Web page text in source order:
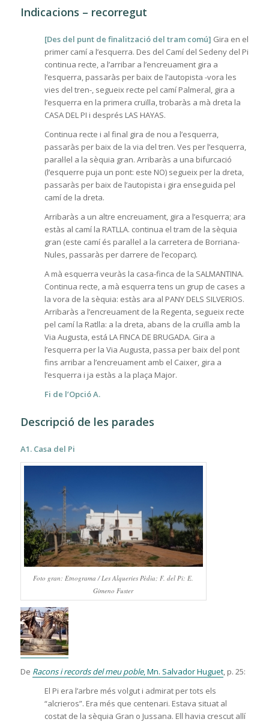
Indicacions – recorregut
[Des del punt de finalització del tram comú] Gira en el
primer camí a l’esquerra. Des del Camí del Sedeny del Pi
continua recte, a l’arribar a l’encreuament gira a
l’esquerra, passaràs per baix de l’autopista -vora les
vies del tren-, segueix recte pel camí Palmeral, gira a
l’esquerra en la primera cruïlla, trobaràs a mà dreta la
CASA DEL PI i després LAS HAYAS.
Continua recte i al final gira de nou a l’esquerra,
passaràs per baix de la via del tren. Ves per l’esquerra,
paral·lel a la sèquia gran. Arribaràs a una bifurcació
(l’esquerre puja un pont: este NO) segueix per la dreta,
passaràs per baix de l’autopista i gira enseguida pel
camí de la dreta.
Arribaràs a un altre encreuament, gira a l’esquerra; ara
estàs al camí la RATLLA. continua el tram de la sèquia
gran (este camí és paral·lel a la carretera de Borriana-
Nules, passaràs per darrere de l’ecoparc).
A mà esquerra veuràs la casa-finca de la SALMANTINA.
Continua recte, a mà esquerra tens un grup de cases a
la vora de la sèquia: estàs ara al PANY DELS SILVERIOS.
Arribaràs a l’encreuament de la Regenta, segueix recte
pel camí la Ratlla: a la dreta, abans de la cruïlla amb la
Via Augusta, está LA FINCA DE BRUGADA. Gira a
l’esquerra per la Via Augusta, passa per baix del pont
fins arribar a l’encreuament amb el Caixer, gira a
l’esquerra i ja estàs a la plaça Major.
Fi de l’Opció A.
Descripció de les parades
A1. Casa del Pi
Foto gran: Etnograma / Les Alqueries Pèdia; F. del Pi: E.
Gimeno Fuster
De Racons i records del meu poble, Mn. Salvador Huguet, p. 25:
El Pi era l’arbre més volgut i admirat per tots els
“alcrieros”. Era més que centenari. Estava situat al
costat de la sèquia Gran o Jussana. Ell havia crescut allí